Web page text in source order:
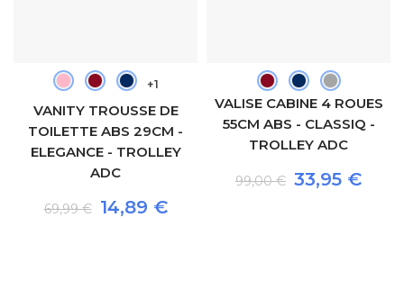
+1
VANITY TROUSSE DE
TOILETTE ABS 29CM -
ELEGANCE - TROLLEY
ADC
69,99 € 14,89 €
VALISE CABINE 4 ROUES
55CM ABS - CLASSIQ -
TROLLEY ADC
99,00 € 33,95 €